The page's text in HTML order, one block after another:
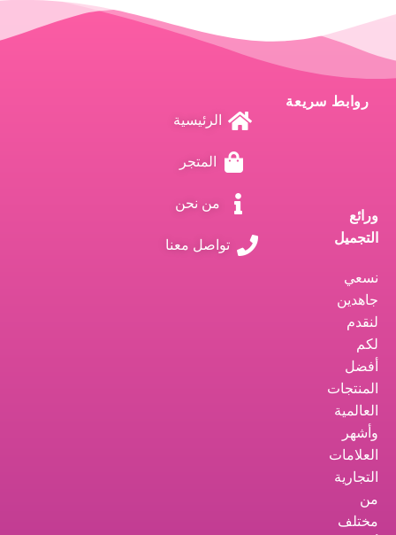
ورائع
التجميل
نسعي
جاهدين
لنقدم
لكم
أفضل
المنتجات
العالمية
وأشهر
العلامات
التجارية
من
مختلف
روابط سريعة
الرئيسية
المتجر
من نحن
تواصل معنا